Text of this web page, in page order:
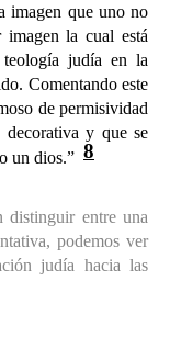
imagen que uno no
la cual está
teología judía en la
Comentando este
de permisividad
y que se
un dios.” 8
distinguir entre una
podemos ver
judía hacia las